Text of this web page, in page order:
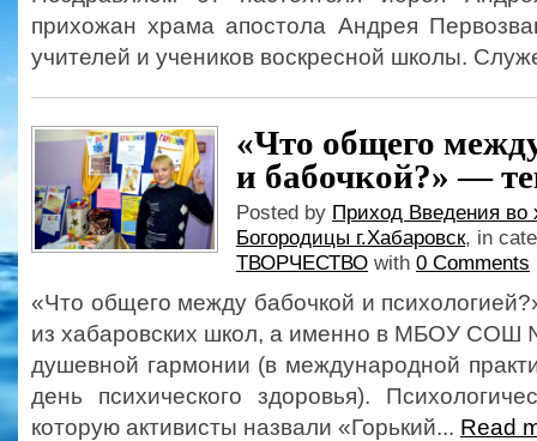
прихожан храма апостола Андрея
учителей и учеников воскресной школы.
«Что общего
и бабочкой?» —
Posted by Приход Введения во
Богородицы г.Хабаровск, in
ТВОРЧЕСТВО with 0 Comments
«Что общего между бабочкой и
из хабаровских школ, а именно в МБОУ СОШ
душевной гармонии (в международной
день психического здоровья).
которую активисты назвали «Горький... Read